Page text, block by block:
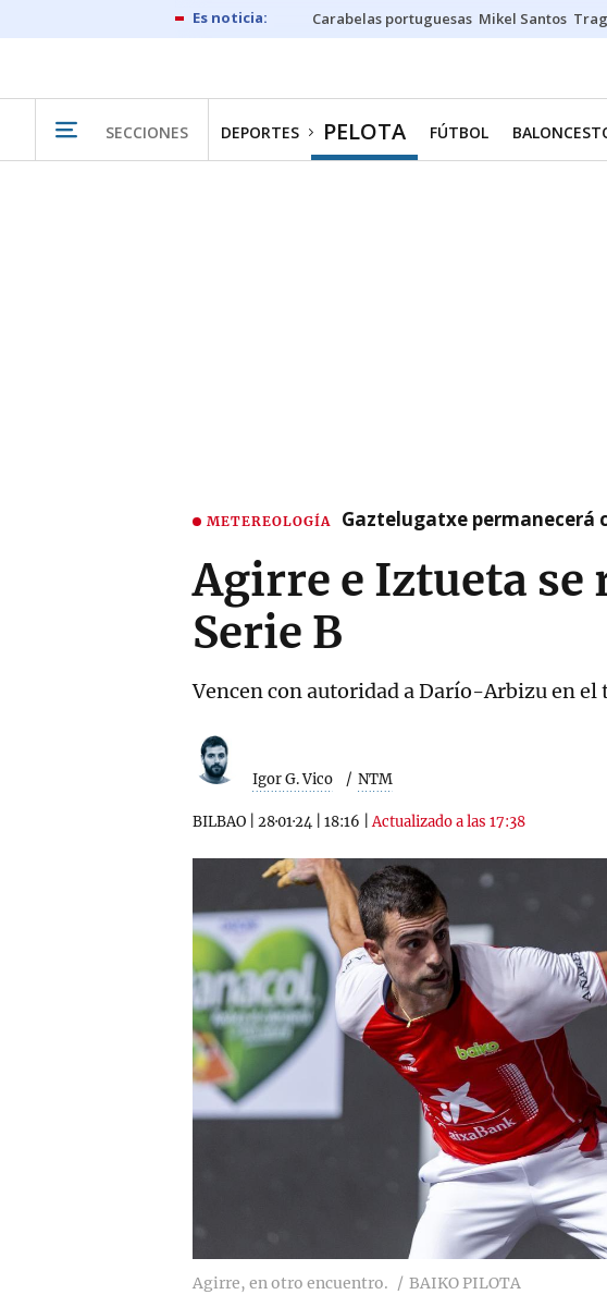
Carabelas portuguesas Mikel Santos
SECCIONES DEPORTES PELOTA FÚTBOL
METEREOLOGÍA Gaztelugatxe permanecerá
Agirre e Iztueta se
Serie B
Vencen con autoridad a Darío-Arbizu en
Igor G. Vico NTM
BILBAO 28·01·24 18:16 |Actualizado a las 17:38
Agirre, en otro encuentro. BAIKO PILOTA